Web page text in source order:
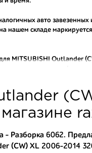
авто
нашем складе
MITSUBISHI Outlander
от контрафактных
надежного и
нашего
автозапчастей.
- Разборка 6062.
(CW) XL 2006-2014